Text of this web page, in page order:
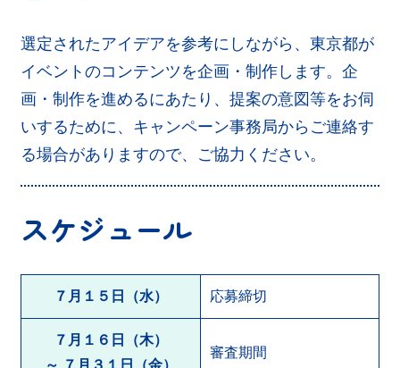
選定されたアイデアを参考にしながら、東京都が
イベントのコンテンツを企画・制作します。企
画・制作を進めるにあたり、提案の意図等をお伺
いするために、キャンペーン事務局からご連絡す
る場合がありますので、ご協力ください。
スケジュール
７月１５日（水） 応募締切
７月１６日（木）
審査期間